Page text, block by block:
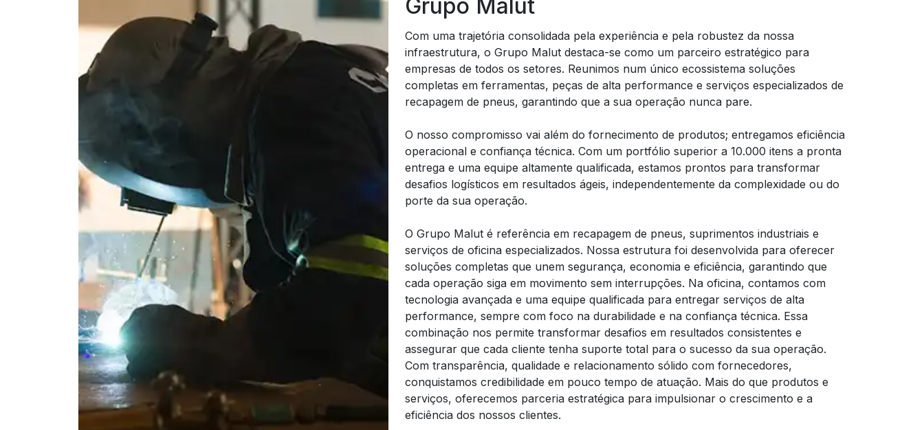
Grupo Malut
Com uma trajetória consolidada pela experiência e pela robustez da nossa
infraestrutura, o Grupo Malut destaca-se como um parceiro estratégico para
empresas de todos os setores. Reunimos num único ecossistema soluções
completas em ferramentas, peças de alta performance e serviços especializados de
recapagem de pneus, garantindo que a sua operação nunca pare.
O nosso compromisso vai além do fornecimento de produtos; entregamos eficiência
operacional e confiança técnica. Com um portfólio superior a 10.000 itens a pronta
entrega e uma equipe altamente qualificada, estamos prontos para transformar
desafios logísticos em resultados ágeis, independentemente da complexidade ou do
porte da sua operação.
O Grupo Malut é referência em recapagem de pneus, suprimentos industriais e
serviços de oficina especializados. Nossa estrutura foi desenvolvida para oferecer
soluções completas que unem segurança, economia e eficiência, garantindo que
cada operação siga em movimento sem interrupções. Na oficina, contamos com
tecnologia avançada e uma equipe qualificada para entregar serviços de alta
performance, sempre com foco na durabilidade e na confiança técnica. Essa
combinação nos permite transformar desafios em resultados consistentes e
assegurar que cada cliente tenha suporte total para o sucesso da sua operação.
Com transparência, qualidade e relacionamento sólido com fornecedores,
conquistamos credibilidade em pouco tempo de atuação. Mais do que produtos e
serviços, oferecemos parceria estratégica para impulsionar o crescimento e a
eficiência dos nossos clientes.